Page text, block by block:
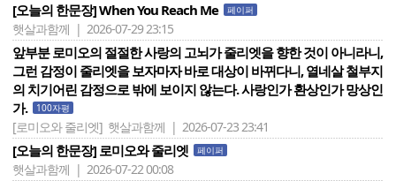
[오늘의 한문장] When You Reach Me 페이퍼
햇살과함께 | 2026-07-29 23:15
앞부분 로미오의 절절한 사랑의 고뇌가 줄리엣을 향한 것이 아니라니,
그런 감정이 줄리엣을 보자마자 바로 대상이 바뀌다니, 열네살 철부지
의 치기어린 감정으로 밖에 보이지 않는다. 사랑인가 환상인가 망상인
가.
100자평
[로미오와 줄리엣] 햇살과함께 | 2026-07-23 23:41
[오늘의 한문장] 로미오와 줄리엣 페이퍼
햇살과함께 | 2026-07-22 00:08